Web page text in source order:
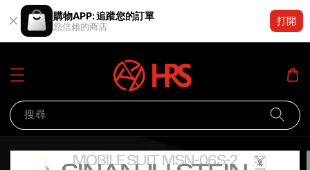
購物APP: 追蹤您的訂單
您信賴的商店
打開
搜尋